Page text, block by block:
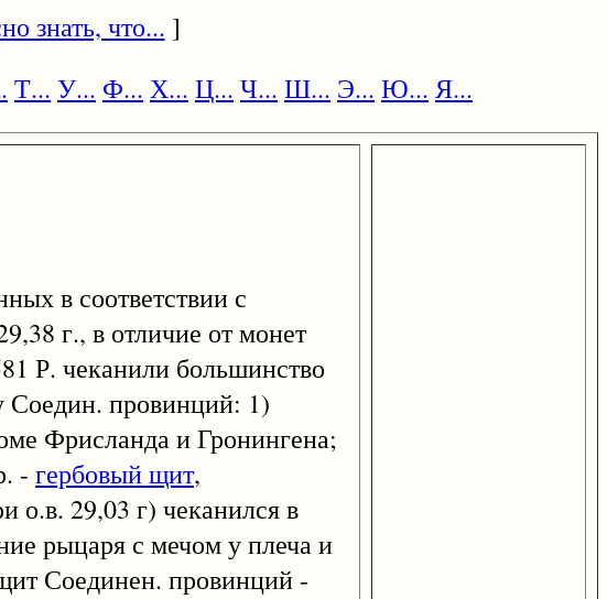
знать, что... ]
Т... У... Ф... Х... Ц... Ч... Ш... Э... Ю... Я...
в соответствии с
г., в отличие от монет
Р. чеканили большинство
провинций: 1)
Фрисланда и Гронингена;
- гербовый щит,
о.в. 29,03 г) чеканился в
рыцаря с мечом у плеча и
Соединен. провинций -